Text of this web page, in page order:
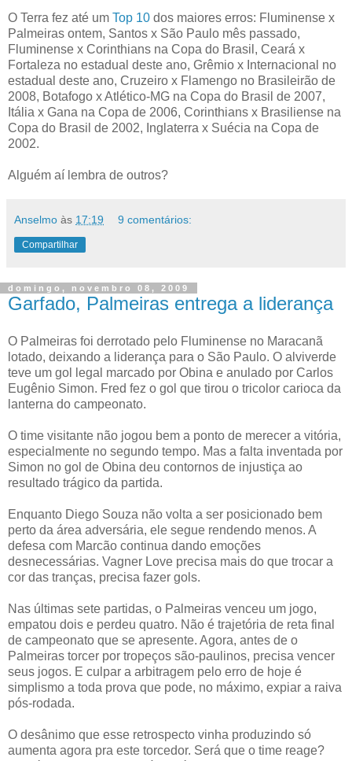
O Terra fez até um Top 10 dos maiores erros: Fluminense x
Palmeiras ontem, Santos x São Paulo mês passado,
Fluminense x Corinthians na Copa do Brasil, Ceará x
Fortaleza no estadual deste ano, Grêmio x Internacional no
estadual deste ano, Cruzeiro x Flamengo no Brasileirão de
2008, Botafogo x Atlético-MG na Copa do Brasil de 2007,
Itália x Gana na Copa de 2006, Corinthians x Brasiliense na
Copa do Brasil de 2002, Inglaterra x Suécia na Copa de
2002.
Alguém aí lembra de outros?
Anselmo às 17:19 9 comentários:
Compartilhar
domingo, novembro 08, 2009
Garfado, Palmeiras entrega a liderança
O Palmeiras foi derrotado pelo Fluminense no Maracanã
lotado, deixando a liderança para o São Paulo. O alviverde
teve um gol legal marcado por Obina e anulado por Carlos
Eugênio Simon. Fred fez o gol que tirou o tricolor carioca da
lanterna do campeonato.
O time visitante não jogou bem a ponto de merecer a vitória,
especialmente no segundo tempo. Mas a falta inventada por
Simon no gol de Obina deu contornos de injustiça ao
resultado trágico da partida.
Enquanto Diego Souza não volta a ser posicionado bem
perto da área adversária, ele segue rendendo menos. A
defesa com Marcão continua dando emoções
desnecessárias. Vagner Love precisa mais do que trocar a
cor das tranças, precisa fazer gols.
Nas últimas sete partidas, o Palmeiras venceu um jogo,
empatou dois e perdeu quatro. Não é trajetória de reta final
de campeonato que se apresente. Agora, antes de o
Palmeiras torcer por tropeços são-paulinos, precisa vencer
seus jogos. E culpar a arbitragem pelo erro de hoje é
simplismo a toda prova que pode, no máximo, expiar a raiva
pós-rodada.
O desânimo que esse retrospecto vinha produzindo só
aumenta agora pra este torcedor. Será que o time reage?